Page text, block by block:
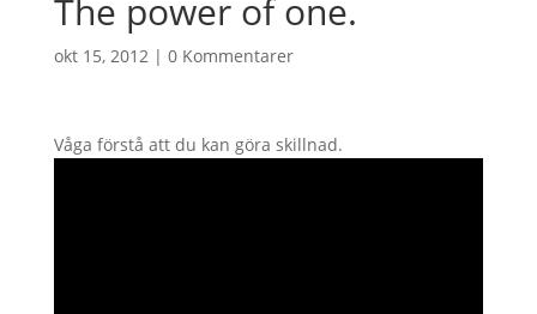
The power of one.
okt 15, 2012| 0 Kommentarer
Våga förstå att du kan göra skillnad.